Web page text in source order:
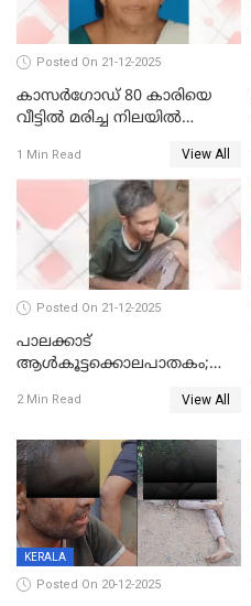
Posted On 21-12-2025
കാസർഗോഡ് 80 കാരിയെ
വീട്ടിൽ മരിച്ച നിലയിൽ
1 Min Read View All
Posted On 21-12-2025
പാലക്കാട്‌
ആൾകൂട്ടക്കൊലപാതകം;
ഊർജ്ജിതമാക്കിമാക്കി
2 Min Read View All
KERALA
Posted On 20-12-2025